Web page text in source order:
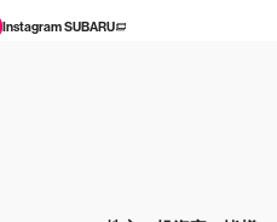
Instagram SUBARU